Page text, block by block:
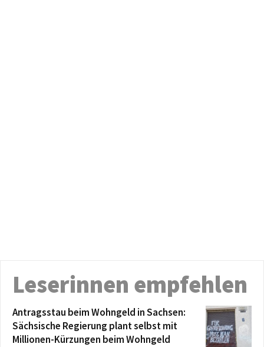
Leserinnen empfehlen
Antragsstau beim Wohngeld in Sachsen:
Sächsische Regierung plant selbst mit
Millionen-Kürzungen beim Wohngeld